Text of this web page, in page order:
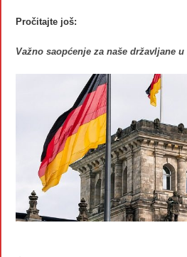
Pročitajte još:
Važno saopćenje za naše državljane u